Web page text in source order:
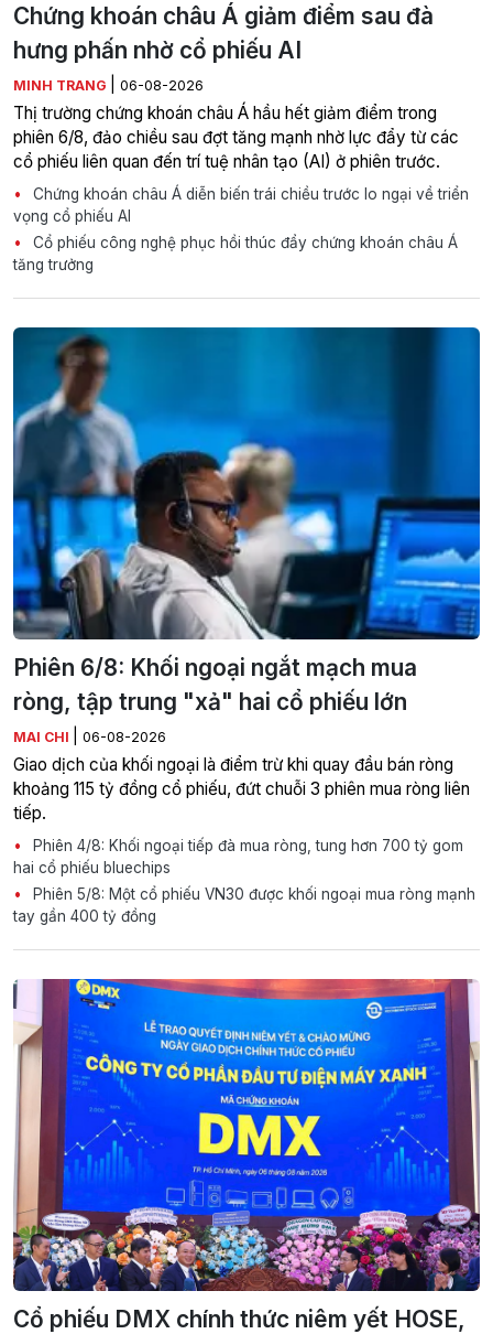
Chứng khoán châu Á giảm điểm sau đà
hưng phấn nhờ cổ phiếu AI
MINH TRANG 06-08-2026
Thị trường chứng khoán châu Á hầu hết giảm điểm trong
phiên 6/8, đảo chiều sau đợt tăng mạnh nhờ lực đẩy từ các
cổ phiếu liên quan đến trí tuệ nhân tạo (AI) ở phiên trước.
Chứng khoán châu Á diễn biến trái chiều trước lo ngại về triển
vọng cổ phiếu AI
Cổ phiếu công nghệ phục hồi thúc đẩy chứng khoán châu Á
tăng trưởng
Phiên 6/8: Khối ngoại ngắt mạch mua
ròng, tập trung "xả" hai cổ phiếu lớn
MAI CHI 06-08-2026
Giao dịch của khối ngoại là điểm trừ khi quay đầu bán ròng
khoảng 115 tỷ đồng cổ phiếu, đứt chuỗi 3 phiên mua ròng liên
tiếp.
Phiên 4/8: Khối ngoại tiếp đà mua ròng, tung hơn 700 tỷ gom
hai cổ phiếu bluechips
Phiên 5/8: Một cổ phiếu VN30 được khối ngoại mua ròng mạnh
tay gần 400 tỷ đồng
Cổ phiếu DMX chính thức niêm yết HOSE,